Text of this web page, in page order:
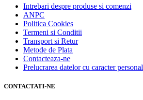
Intrebari despre produse si comenzi
ANPC
Politica Cookies
Termeni si Conditii
Transport si Retur
Metode de Plata
Contacteaza-ne
Prelucrarea datelor cu caracter personal
CONTACTATI-NE